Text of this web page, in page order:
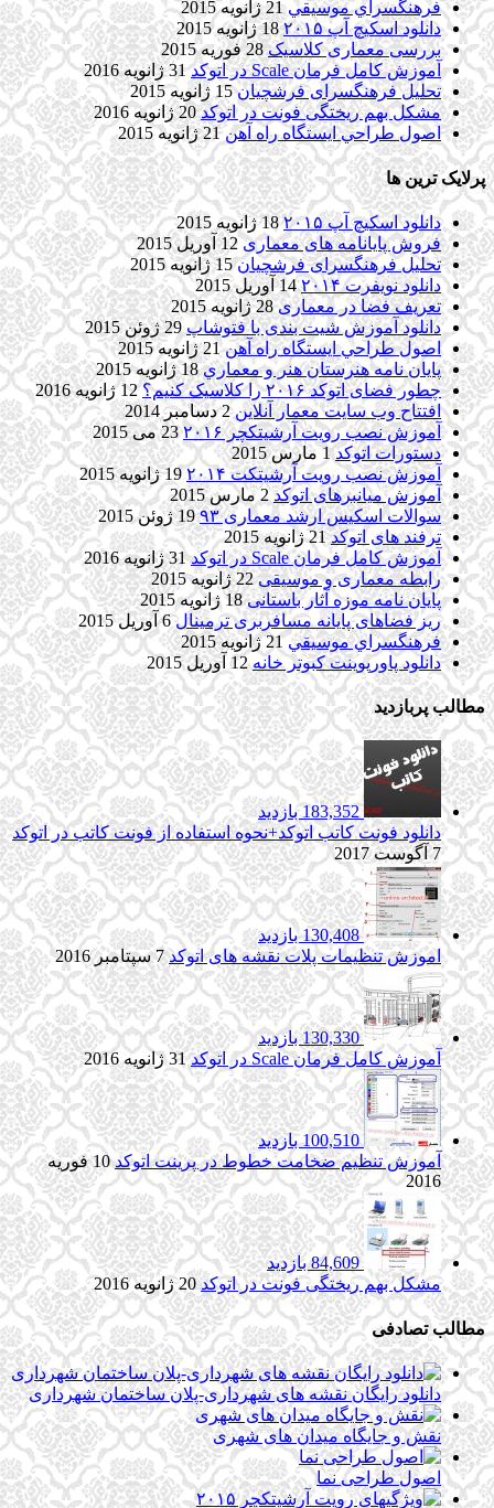
فرهنگسراي موسيقي 21 ژانویه 2015
دانلود اسکیچ آپ ۲۰۱۵
18 ژانویه 2015
بررسی معماری کلاسیک 28 فوریه 2015
آموزش کامل فرمان Scale در اتوکد
31 ژانویه 2016
تحلیل فرهنگسرای فرشچیان 15 ژانویه 2015
مشکل بهم ریختگی فونت در اتوکد 20 ژانویه 2016
اصول طراحي ایستگاه راه آهن 21 ژانویه 2015
پرلایک ترین ها
دانلود اسکیچ آپ ۲۰۱۵
18 ژانویه 2015
فروش پایانامه های معماری 12 آوریل 2015
تحلیل فرهنگسرای فرشچیان 15 ژانویه 2015
دانلود نویفرت ۲۰۱۴
14 آوریل 2015
تعریف فضا در معماری 28 ژانویه 2015
دانلود آموزش شیت بندی با فتوشاپ 29 ژوئن 2015
اصول طراحي ایستگاه راه آهن 21 ژانویه 2015
پایان نامه هنرستان هنر و معماري 18 ژانویه 2015
چطور فضای اتوکد ۲۰۱۶ را کلاسیک کنیم؟
12 ژانویه 2016
افتتاح وب سایت معمار آنلاین 2 دسامبر 2014
آموزش نصب رویت آرشیتکچر ۲۰۱۶
23 می 2015
دستورات اتوکد 1 مارس 2015
آموزش نصب رویت آرشیتکت ۲۰۱۴
19 ژانویه 2015
آموزش میانبرهای اتوکد 2 مارس 2015
سوالات اسکیس ارشد معماری ۹۳
19 ژوئن 2015
ترفند های اتوکد 21 ژانویه 2015
آموزش کامل فرمان Scale در اتوکد
31 ژانویه 2016
رابطه معماری و موسیقی 22 ژانویه 2015
پایان نامه موزه آثار باستانی 18 ژانویه 2015
ریز فضاهای پایانه مسافربری ترمینال 6 آوریل 2015
فرهنگسراي موسيقي 21 ژانویه 2015
دانلود پاورپوینت کبوتر خانه 12 آوریل 2015
مطالب پربازدید
183,352 بازدید
دانلود فونت کاتب اتوکد+نحوه استفاده از فونت کاتب در اتوکد
7 آگوست 2017
130,408 بازدید
اموزش تنظیمات پلات نقشه های اتوکد 7 سپتامبر 2016
130,330 بازدید
آموزش کامل فرمان Scale در اتوکد
31 ژانویه 2016
100,510 بازدید
آموزش تنظیم ضخامت خطوط در پرینت اتوکد
10 فوریه
2016
84,609 بازدید
مشکل بهم ریختگی فونت در اتوکد 20 ژانویه 2016
مطالب تصادفی
دانلود رایگان نقشه های شهرداری-پلان ساختمان شهرداری
نقش و جایگاه میدان های شهری
اصول طراحی نما